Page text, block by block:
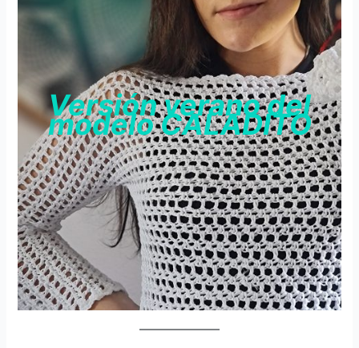
Versión verano del
modelo CALADITO